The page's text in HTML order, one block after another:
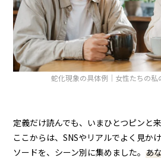
蛇化現象の具体例｜女性たちの私
定義だけ読んでも、いまひとつピンと
ここからは、SNSやリアルでよく見か
ソードを、シーン別に集めました。あ